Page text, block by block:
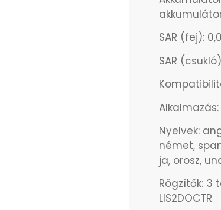
SAR (fej):
SAR
Nyelvek:
német,
ja, orosz,
Rögzítők: 3
LIS2DOCTR